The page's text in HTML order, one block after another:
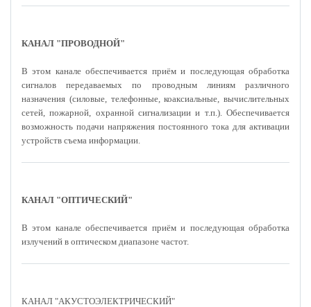
КАНАЛ "ПРОВОДНОЙ"
В этом канале обеспечивается приём и последующая обработка
сигналов передаваемых по проводным линиям различного
назначения (силовые, телефонные, коаксиальные, вычислительных
сетей, пожарной, охранной сигнализации и т.п.). Обеспечивается
возможность подачи напряжения постоянного тока для активации
устройств съема информации.
КАНАЛ "ОПТИЧЕСКИЙ"
В этом канале обеспечивается приём и последующая обработка
излучений в оптическом диапазоне частот.
КАНАЛ "АКУСТОЭЛЕКТРИЧЕСКИЙ"